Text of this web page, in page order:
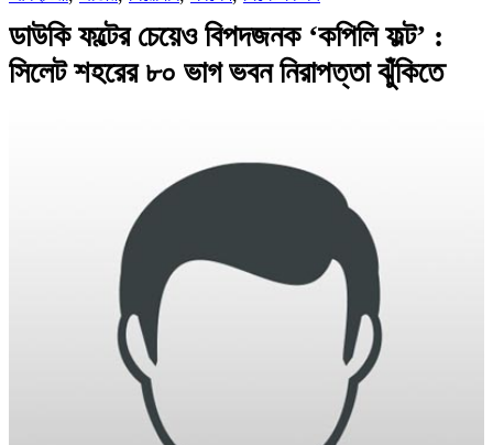
ডাউকি ফল্টের চেয়েও বিপদজনক ‘কপিলি ফল্ট’ :
সিলেট শহরের ৮০ ভাগ ভবন নিরাপত্তা ঝুঁকিতে